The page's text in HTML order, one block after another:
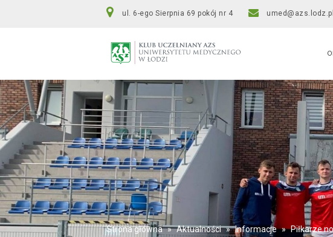
ul. 6-ego Sierpnia 69 pokój nr 4 umed@azs.lodz.pl
Strona główna » Aktualności » Informacje » Piłkarze